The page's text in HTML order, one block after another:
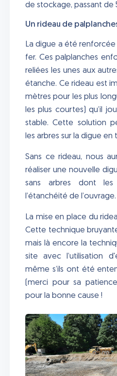
de stockage, passant de
Un rideau de
La digue a été
fer. Ces palplanches
reliées les unes aux
étanche. Ce rideau est
mètres pour les plus
les plus courtes) qu’il
stable. Cette solution
les arbres sur la digue en
Sans ce rideau, nous
réaliser une nouvelle
sans arbres dont les
l’étanchéité de l’ouvrage.
La mise en place du
Cette technique
mais là encore la
site avec l’utilisation
même s’ils ont été
(merci pour sa
pour la bonne cause !